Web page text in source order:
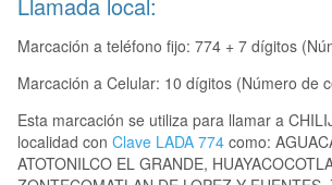
Llamada local:
Marcación a teléfono fijo: 774 + 7 dígitos
Marcación a Celular: 10 dígitos (Número de
Esta marcación se utiliza para llamar a
localidad con Clave LADA 774 como:
ATOTONILCO EL GRANDE,